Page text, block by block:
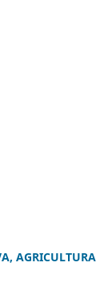
AGRICULTURA